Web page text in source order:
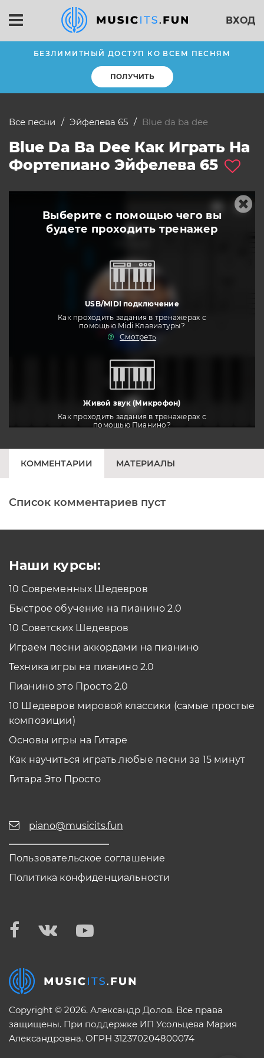
ВХОД
БЕЗЛИМИТНЫЙ ДОСТУП КО ВСЕМ ПЕСНЯМ
ПОЛУЧИТЬ
Все песни Эйфелева 65 blue da ba dee
Blue Da Ba Dee Как Играть На
Фортепиано Эйфелева 65
Выберите с помощью чего вы
будете проходить тренажер
USB/MIDI подключение
Как проходить задания в тренажерах с
помощью Midi Клавиатуры?
Смотреть
Живой звук (Микрофон)
Как проходить задания в тренажерах с
помощью Пианино?
Печатная клавиатура
Как проходить задания в тренажерах с
помощью Планшета/телефона?
тренировать
КОММЕНТАРИИ МАТЕРИАЛЫ
Список комментариев пуст
Наши курсы:
10 Современных Шедевров
Быстрое обучение на пианино 2.0
10 Советских Шедевров
Играем песни аккордами на пианино
Техника игры на пианино 2.0
Пианино это Просто 2.0
10 Шедевров мировой классики (самые простые
композиции)
Основы игры на Гитаре
Как научиться играть любые песни за 15 минут
Гитара Это Просто
piano@musicits.fun
Пользовательское соглашение
Политика конфиденциальности
Copyright © 2026. Александр Долов. Все права
защищены. При поддержке ИП Усольцева Мария
Александровна. ОГРН 312370204800074